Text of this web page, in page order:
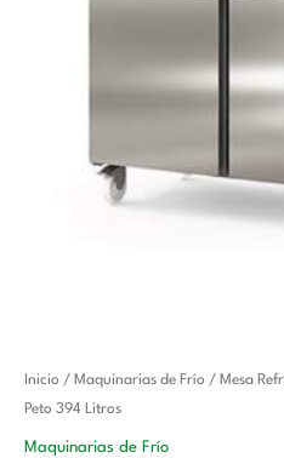
Inicio / Maquinarias de Frío / Mesa
Peto 394 Litros
Maquinarias de Frío
El
original
Mesa
Refrigerada
2